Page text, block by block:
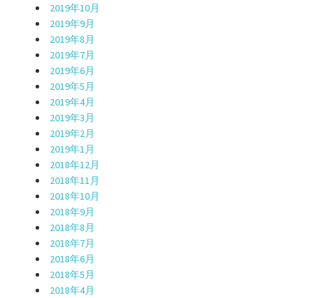
2019年10月
2019年9月
2019年8月
2019年7月
2019年6月
2019年5月
2019年4月
2019年3月
2019年2月
2019年1月
2018年12月
2018年11月
2018年10月
2018年9月
2018年8月
2018年7月
2018年6月
2018年5月
2018年4月